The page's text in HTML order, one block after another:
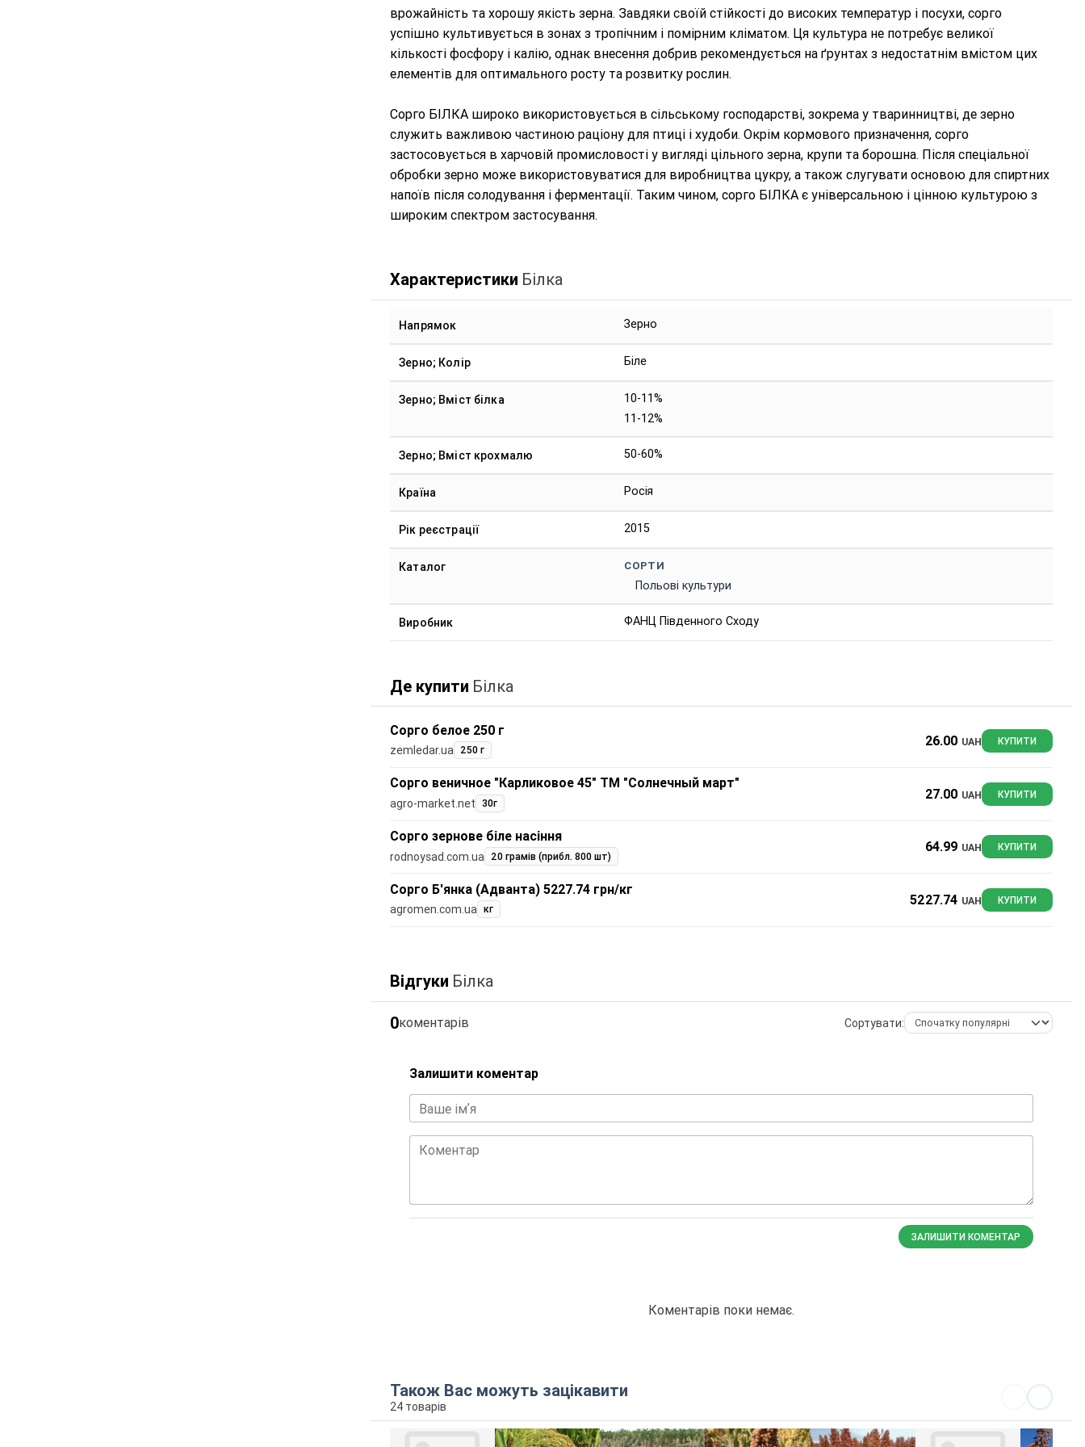
врожайність та хорошу якість зерна. Завдяки своїй стійкості до високих температур і посухи, сорго
успішно культивується в зонах з тропічним і помірним кліматом. Ця культура не потребує великої
кількості фосфору і калію, однак внесення добрив рекомендується на ґрунтах з недостатнім вмістом цих
елементів для оптимального росту та розвитку рослин.
Сорго БІЛКА широко використовується в сільському господарстві, зокрема у тваринництві, де зерно
служить важливою частиною раціону для птиці і худоби. Окрім кормового призначення, сорго
застосовується в харчовій промисловості у вигляді цільного зерна, крупи та борошна. Після спеціальної
обробки зерно може використовуватися для виробництва цукру, а також слугувати основою для спиртних
напоїв після солодування і ферментації. Таким чином, сорго БІЛКА є універсальною і цінною культурою з
широким спектром застосування.
Характеристики Білка
Напрямок Зерно
Зерно; Колір Біле
Зерно; Вміст білка
10-11%
11-12%
Зерно; Вміст крохмалю 50-60%
Країна Росія
Рік реєстрації 2015
Каталог СОРТИ
Польові культури
Виробник ФАНЦ Південного Сходу
Де купити Білка
Сорго белое 250 г
zemledar.ua 250 г
26.00 UAH КУПИТИ
Сорго веничное "Карликовое 45" ТМ "Солнечный март"
agro-market.net 30г
27.00 UAH КУПИТИ
Сорго зернове біле насіння
rodnoysad.com.ua 20 грамів (прибл. 800 шт)
64.99 UAH КУПИТИ
Сорго Б'янка (Адванта) 5227.74 грн/кг
agromen.com.ua кг
5227.74 UAH КУПИТИ
Відгуки Білка
0коментарів Сортувати:
Залишити коментар
Ваше імʼя
Коментар
ЗАЛИШИТИ КОМЕНТАР
Коментарів поки немає.
Також Вас можуть зацікавити
24 товарів